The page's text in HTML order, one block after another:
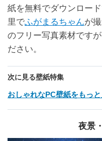
紙を無料でダウンロー
里でふがまるちゃんが
のフリー写真素材ですが
ださい。
次に見る壁紙特集
おしゃれなPC壁紙をもっ
夜景